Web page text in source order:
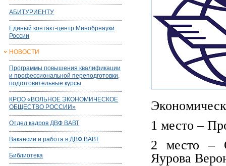
АБИТУРИЕНТУ
Единый контакт-центр Минобрнауки
России
НОВОСТИ
Программы повышения квалификации
и профессиональной переподготовки,
подготовительные курсы
КРОО «ВОЛЬНОЕ ЭКОНОМИЧЕСКОЕ
ОБЩЕСТВО РОССИИ»
Отдел кадров ДВФ ВАВТ
Вакансии и работа в ДВФ ВАВТ
Библиотека
1 место –
2 место –
Яурова